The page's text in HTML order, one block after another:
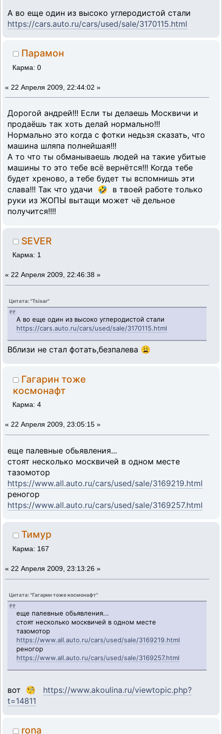
А во еще один из высоко углеродистой стали
https://cars.auto.ru/cars/used/sale/3170115.html
Парамон
Карма: 0
« 22 Апреля 2009, 22:44:02 »
Дорогой андрей!!! Если ты делаешь Москвичи и
продаёшь так хоть делай нормально!!!
Нормально это когда с фотки недьзя сказать, что
машина шляпа полнейшая!!!
А то что ты обманываешь людей на такие убитые
машины то это тебе всё вернётся!!! Когда тебе
будет хреново, а тебе будет ты вспомнишь эти
слава!!! Так что удачи 🤣 в твоей работе только
руки из ЖОПЫ вытащи может чё дельное
получится!!!!
SEVER
Карма: 1
« 22 Апреля 2009, 22:46:38 »
Цитата: "Tsisar"
А во еще один из высоко углеродистой стали
https://cars.auto.ru/cars/used/sale/3170115.html
Вблизи не стал фотать,безпалева 😩
Гагарин тоже
космонафт
Карма: 4
« 22 Апреля 2009, 23:05:15 »
еще палевные обьявления...
стоят несколько москвичей в одном месте
тазомотор
https://www.all.auto.ru/cars/used/sale/3169219.html
реногор
https://www.all.auto.ru/cars/used/sale/3169257.html
Тимур
Карма: 167
« 22 Апреля 2009, 23:13:26 »
Цитата: "Гагарин тоже космонафт"
еще палевные обьявления...
стоят несколько москвичей в одном месте
тазомотор
https://www.all.auto.ru/cars/used/sale/3169219.html
реногор
https://www.all.auto.ru/cars/used/sale/3169257.html
вот 🧐 https://www.akoulina.ru/viewtopic.php?
t=14811
rona